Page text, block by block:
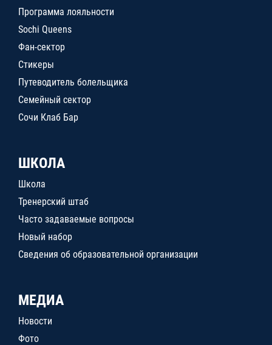
Программа лояльности
Sochi Queens
Фан-сектор
Стикеры
Путеводитель болельщика
Семейный сектор
Сочи Клаб Бар
ШКОЛА
Школа
Тренерский штаб
Часто задаваемые вопросы
Новый набор
Сведения об образовательной организации
МЕДИА
Новости
Фото